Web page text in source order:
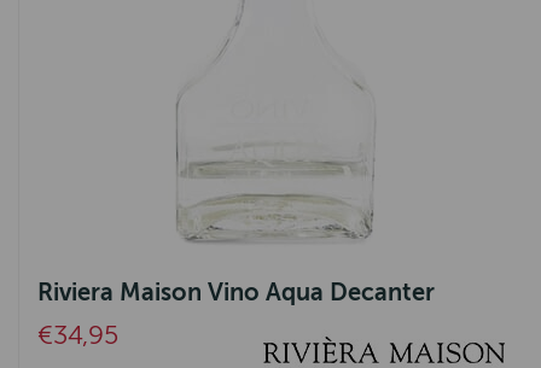
Riviera Maison Vino Aqua Decanter
€34,95